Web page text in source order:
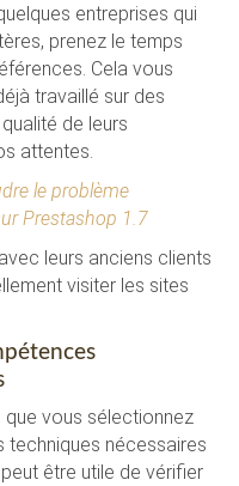
entreprises qui
prenez le temps
Cela vous
travaillé sur des
de leurs
attentes.
le problème
Prestashop 1.7
leurs anciens clients
visiter les sites
vous sélectionnez
nécessaires
être utile de vérifier